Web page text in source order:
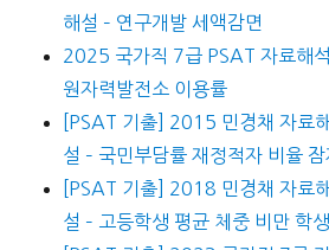
해설 – 연구개발 세액감면
2025 국가직 7급 PSAT 자료해
원자력발전소 이용률
[PSAT 기출] 2015 민경채 자료
설 – 국민부담률 재정적자 비율
[PSAT 기출] 2018 민경채 자료
설 – 고등학생 평균 체중 비만 학